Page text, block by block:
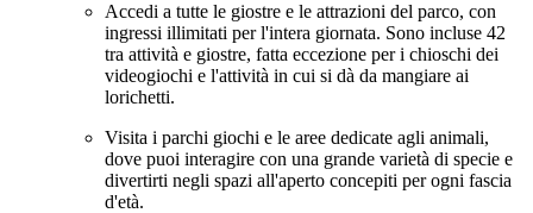
Accedi a tutte le giostre e le attrazioni del parco, con
ingressi illimitati per l'intera giornata. Sono incluse 42
tra attività e giostre, fatta eccezione per i chioschi dei
videogiochi e l'attività in cui si dà da mangiare ai
lorichetti.
Visita i parchi giochi e le aree dedicate agli animali,
dove puoi interagire con una grande varietà di specie e
divertirti negli spazi all'aperto concepiti per ogni fascia
d'età.